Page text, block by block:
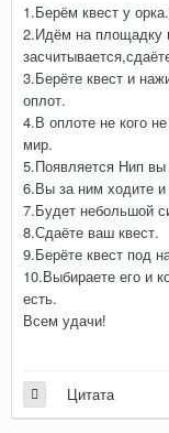
1.Берём квест у орка.
2.Идём на площадку
3.Берёте квест и
оплот.
4.В оплоте не кого
мир.
5.Появляется Нип вы
6.Вы за ним ходите
7.Будет небольшой
8.Сдаёте ваш квест.
9.Берёте квест под
10.Выбираете его и
есть.
Всем удачи!
Цитата